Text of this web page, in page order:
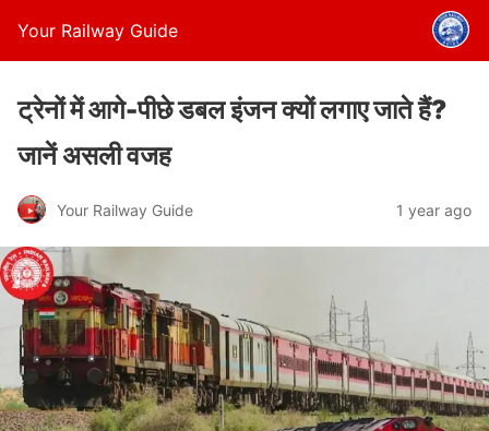
Your Railway Guide
ट्रेनों में आगे-पीछे डबल इंजन क्यों लगाए जाते हैं?
जानें असली वजह
Your Railway Guide 1 year ago